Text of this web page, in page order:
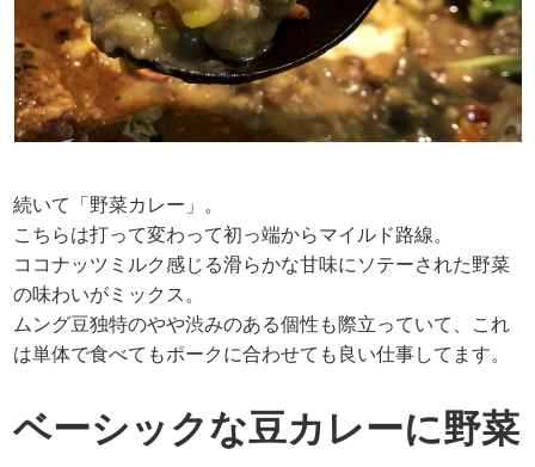
続いて「野菜カレー」。
こちらは打って変わって初っ端からマイルド路線。
ココナッツミルク感じる滑らかな甘味にソテーされた野菜
の味わいがミックス。
ムング豆独特のやや渋みのある個性も際立っていて、これ
は単体で食べてもポークに合わせても良い仕事してます。
ベーシックな豆カレーに野菜